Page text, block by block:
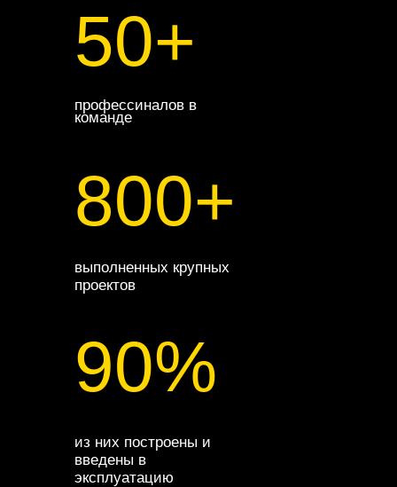
профессиналов в
команде
50+
выполненных крупных
проектов
800+
из них построены и
введены в
эксплуатацию
90%